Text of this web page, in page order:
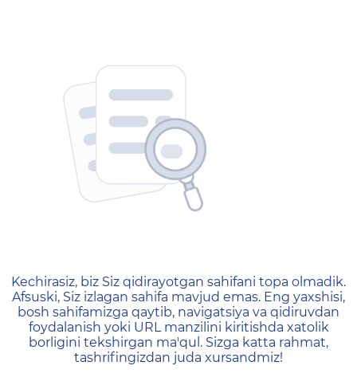
404 — Страница не
Kechirasiz, biz Siz qidirayotgan sahifani topa olmadik.
Afsuski, Siz izlagan sahifa mavjud emas. Eng yaxshisi,
bosh sahifamizga qaytib, navigatsiya va qidiruvdan
foydalanish yoki URL manzilini kiritishda xatolik
borligini tekshirgan ma'qul. Sizga katta rahmat,
tashrifingizdan juda xursandmiz!